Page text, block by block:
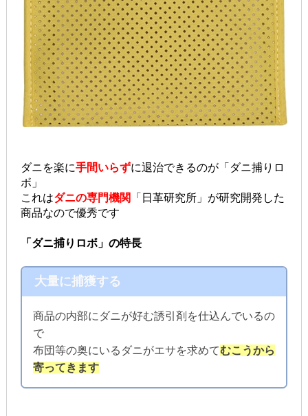
ダニを楽に手間いらずに退治できるのが「ダニ捕りロ
ボ」
これはダニの専門機関
「日革研究所」が研究開発した
商品なので優秀です
「ダニ捕りロボ」の特長
大量に捕獲する
商品の内部にダニが好む誘引剤を仕込んでいるの
で
布団等の奥にいるダニがエサを求めてむこうから
寄ってきます